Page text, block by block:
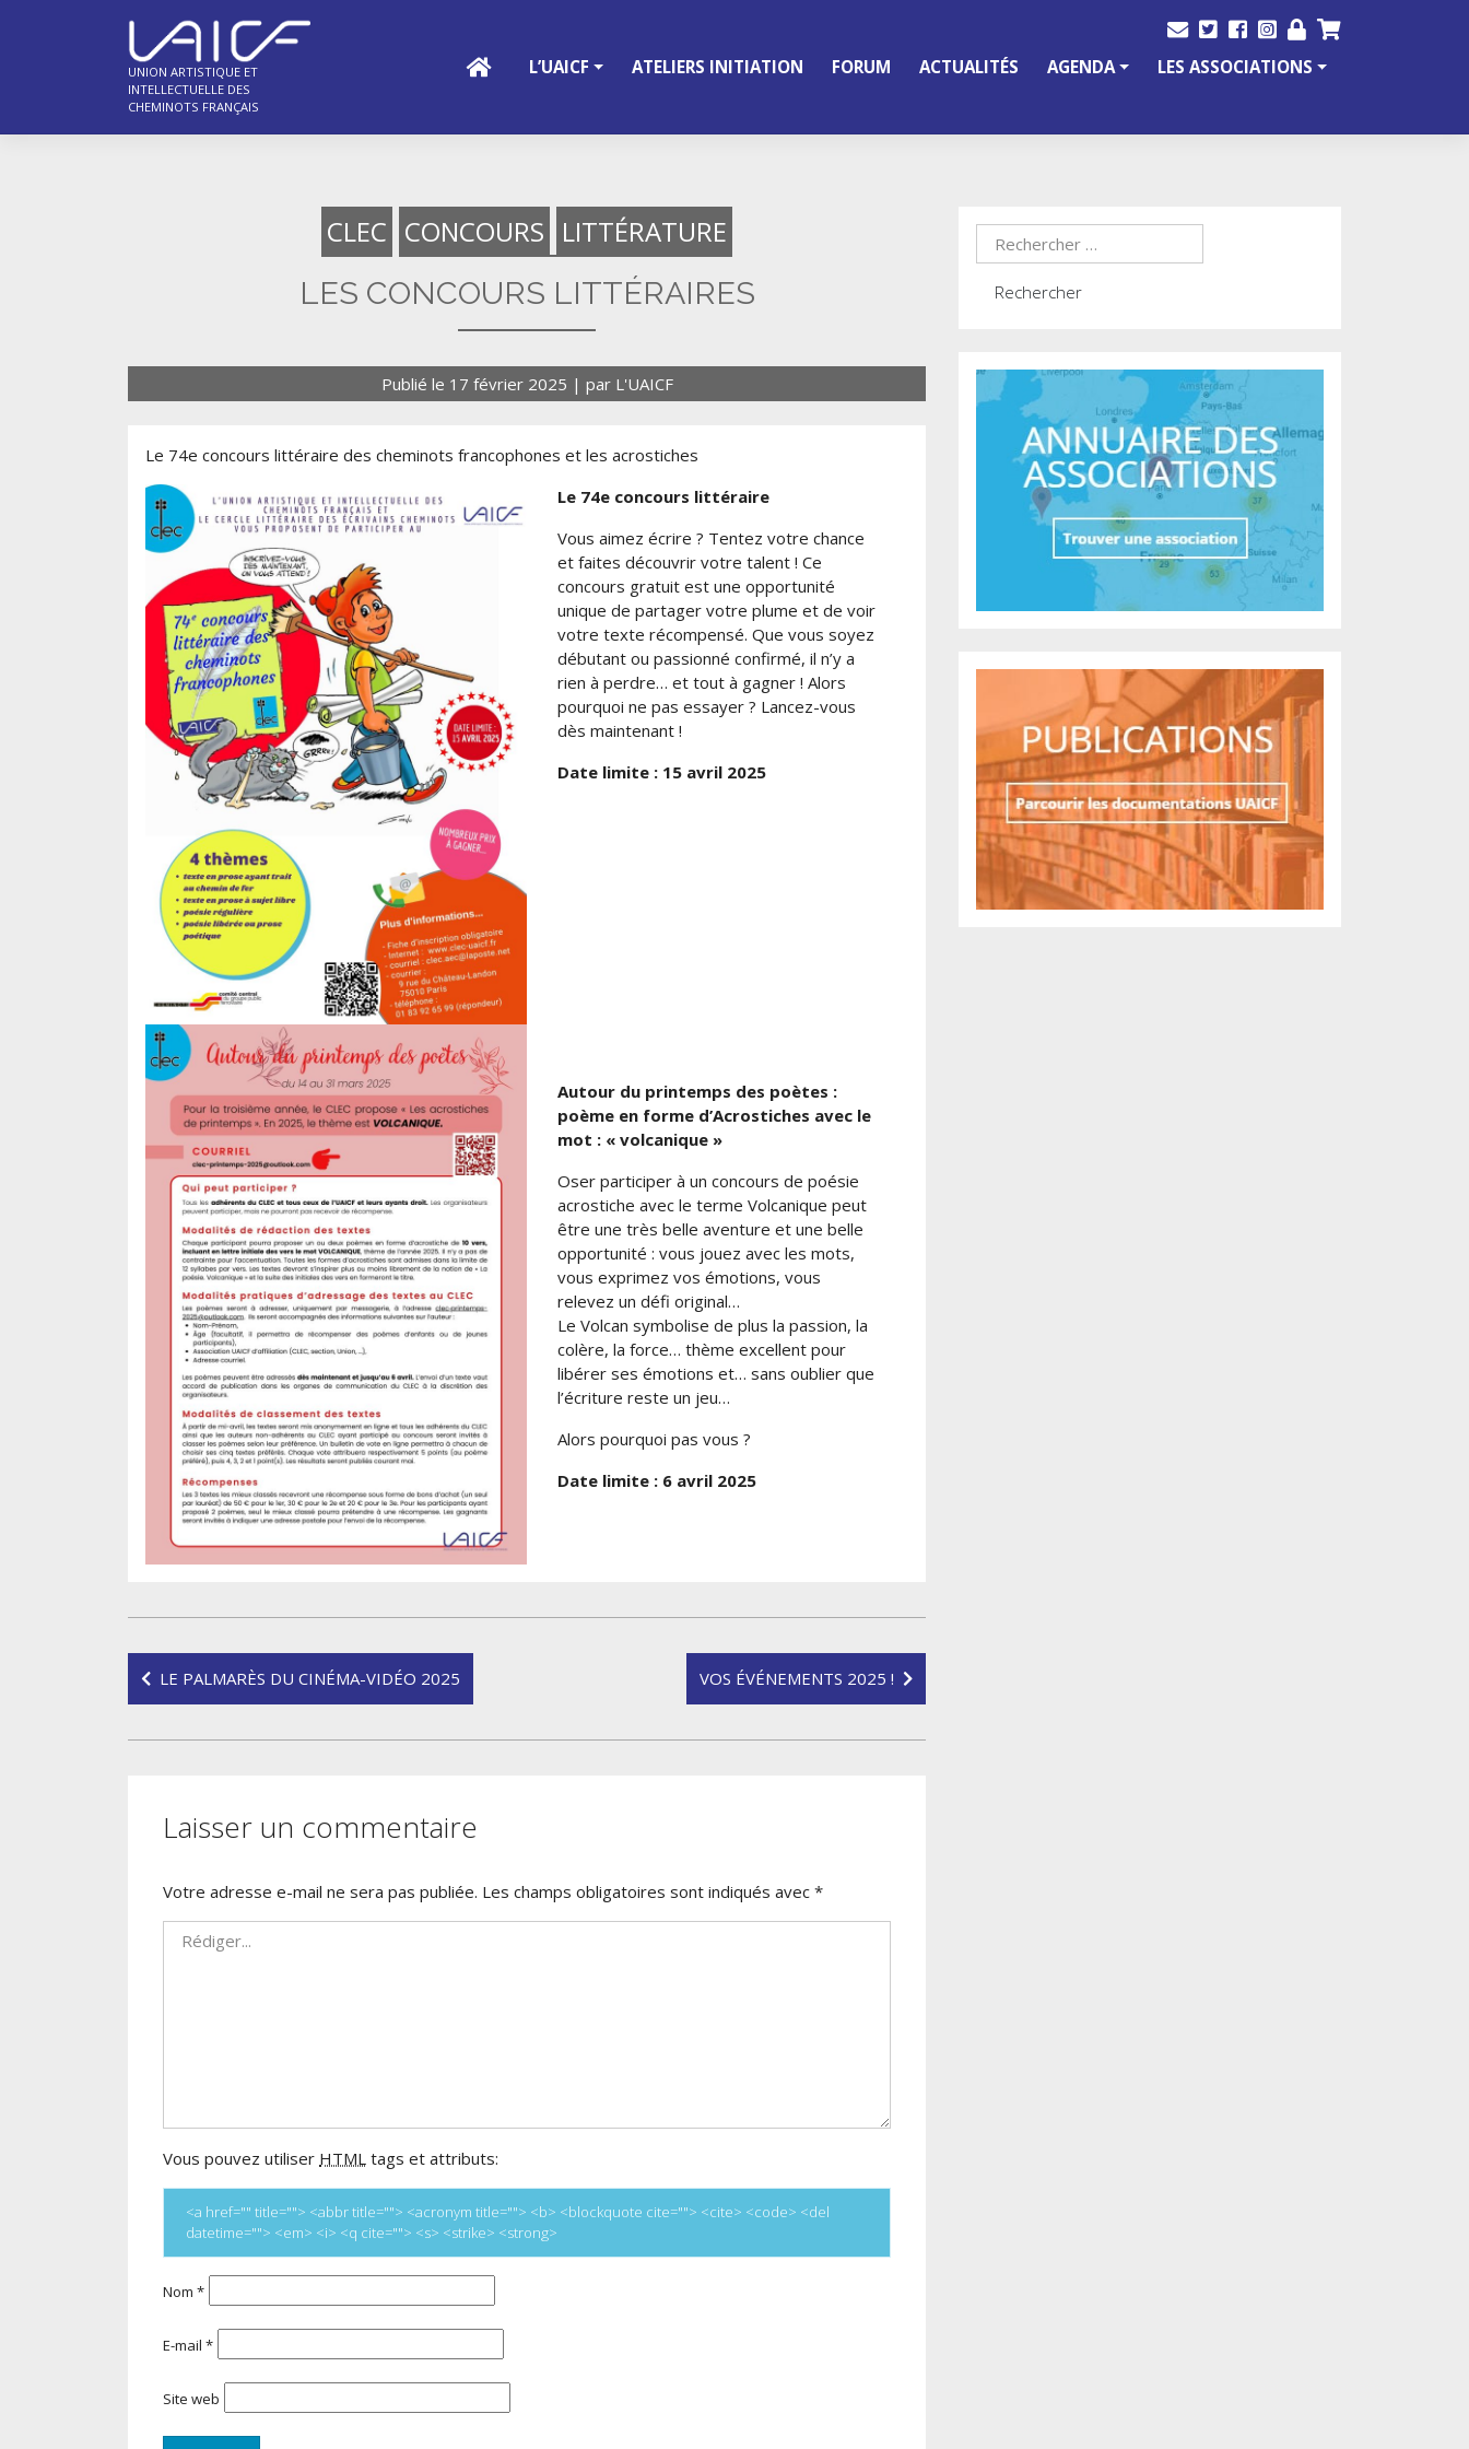
UNION ARTISTIQUE ET
INTELLECTUELLE DES
CHEMINOTS FRANÇAIS
L’UAICF ATELIERS INITIATION FORUM ACTUALITÉS AGENDA LES ASSOCIATIONS
CLEC CONCOURS LITTÉRATURE
LES CONCOURS LITTÉRAIRES
Publié le 17 février 2025 | par L'UAICF
Le 74e concours littéraire des cheminots francophones et les acrostiches
Le 74e concours littéraire
Vous aimez écrire ? Tentez votre chance
et faites découvrir votre talent ! Ce
concours gratuit est une opportunité
unique de partager votre plume et de voir
votre texte récompensé. Que vous soyez
débutant ou passionné confirmé, il n’y a
rien à perdre… et tout à gagner ! Alors
pourquoi ne pas essayer ? Lancez-vous
dès maintenant !
Date limite : 15 avril 2025
Autour du printemps des poètes :
poème en forme d’Acrostiches avec le
mot : « volcanique »
Oser participer à un concours de poésie
acrostiche avec le terme Volcanique peut
être une très belle aventure et une belle
opportunité : vous jouez avec les mots,
vous exprimez vos émotions, vous
relevez un défi original…
Le Volcan symbolise de plus la passion, la
colère, la force… thème excellent pour
libérer ses émotions et… sans oublier que
l’écriture reste un jeu…
Alors pourquoi pas vous ?
Date limite : 6 avril 2025
Navigation
de
l’article
LE PALMARÈS DU CINÉMA-VIDÉO 2025 VOS ÉVÉNEMENTS 2025 !
Laisser un commentaire
Votre adresse e-mail ne sera pas publiée. Les champs obligatoires sont indiqués avec *
Vous pouvez utiliser HTML tags et attributs:
<a href="" title=""> <abbr title=""> <acronym title=""> <b> <blockquote cite=""> <cite> <code> <del
datetime=""> <em> <i> <q cite=""> <s> <strike> <strong>
Nom *
E-mail *
Site web